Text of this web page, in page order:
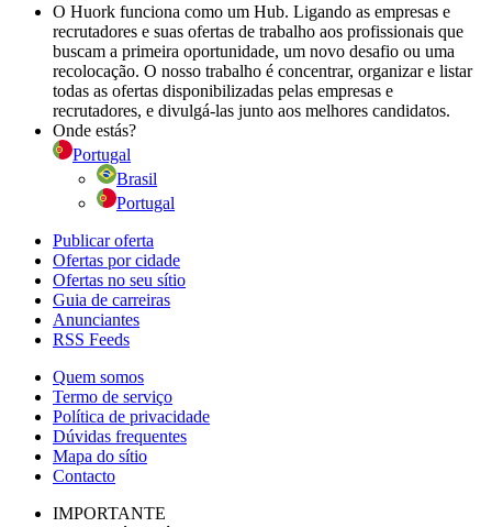
O Huork funciona como um Hub. Ligando as empresas e
recrutadores e suas ofertas de trabalho aos profissionais que
buscam a primeira oportunidade, um novo desafio ou uma
recolocação. O nosso trabalho é concentrar, organizar e listar
todas as ofertas disponibilizadas pelas empresas e
recrutadores, e divulgá-las junto aos melhores candidatos.
Onde estás?
Portugal
Brasil
Portugal
Publicar oferta
Ofertas por cidade
Ofertas no seu sítio
Guia de carreiras
Anunciantes
RSS Feeds
Quem somos
Termo de serviço
Política de privacidade
Dúvidas frequentes
Mapa do sítio
Contacto
IMPORTANTE